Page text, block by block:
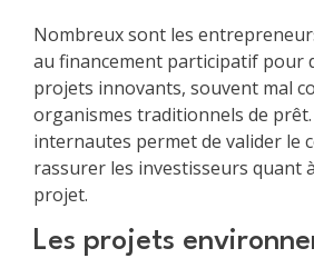
Nombreux sont les
au financement participatif pour
projets innovants, souvent mal
organismes traditionnels de
internautes permet de valider le
rassurer les investisseurs quant
projet.
Les projets